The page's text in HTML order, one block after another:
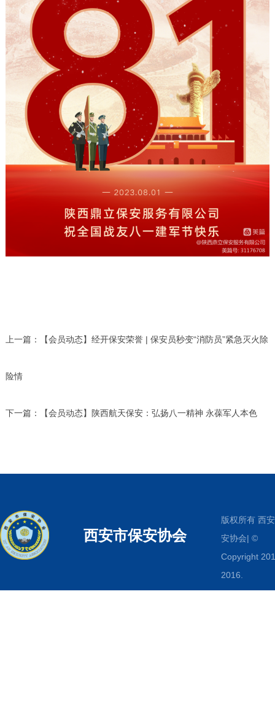
上一篇： 【会员动态】经开保安荣誉 | 保安员秒变“消防员”紧急灭火除
险情
下一篇： 【会员动态】陕西航天保安：弘扬八一精神 永葆军人本色
西安市保安协会
版权所有 西
安协会| ©
Copyright
2016.